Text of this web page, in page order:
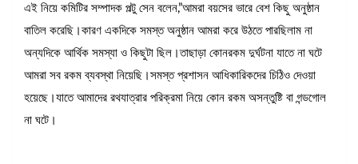
এই নিয়ে কমিটির সম্পাদক পল্টু সেন বলেন,”আমরা বয়সের ভারে বেশ কিছু অনুষ্ঠান
বাতিল করেছি।কারণ একদিকে সমস্ত অনুষ্ঠান আমরা করে উঠতে পারছিলাম না
অন্যদিকে আর্থিক সমস্যা ও কিছুটা ছিল।তাছাড়া কোনরকম দুর্ঘটনা যাতে না ঘটে
আমরা সব রকম ব্যবস্থা নিয়েছি।সমস্ত প্রশাসন আধিকারিকদের চিঠিও দেওয়া
হয়েছে।যাতে আমাদের রথযাত্রার পরিক্রমা নিয়ে কোন রকম অসন্তুষ্টি বা গন্ডগোল
না ঘটে।